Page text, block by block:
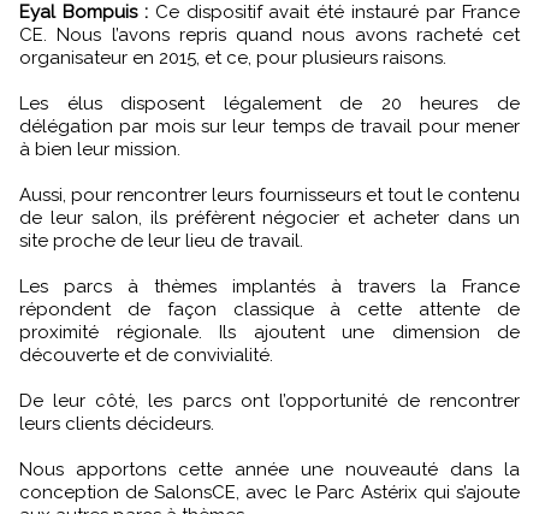
Eyal Bompuis :Ce dispositif avait été instauré par France
CE. Nous l’avons repris quand nous avons racheté cet
organisateur en 2015, et ce, pour plusieurs raisons.
Les élus disposent légalement de 20 heures de
délégation par mois sur leur temps de travail pour mener
à bien leur mission.
Aussi, pour rencontrer leurs fournisseurs et tout le contenu
de leur salon, ils préfèrent négocier et acheter dans un
site proche de leur lieu de travail.
Les parcs à thèmes implantés à travers la France
répondent de façon classique à cette attente de
proximité régionale. Ils ajoutent une dimension de
découverte et de convivialité.
De leur côté, les parcs ont l’opportunité de rencontrer
leurs clients décideurs.
Nous apportons cette année une nouveauté dans la
conception de SalonsCE, avec le Parc Astérix qui s’ajoute